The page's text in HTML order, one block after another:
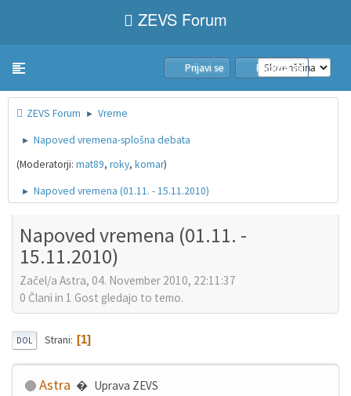
ZEVS Forum
Toggle navigation Prijavi se Pridruži se
ZEVS Forum ► Vreme
► Napoved vremena-splošna debata
(Moderatorji: mat89, roky, komar)
► Napoved vremena (01.11. - 15.11.2010)
Napoved vremena (01.11. -
15.11.2010)
Začel/a Astra, 04. November 2010, 22:11:37
0 Člani in 1 Gost gledajo to temo.
DOL Strani 1
Astra Uprava ZEVS